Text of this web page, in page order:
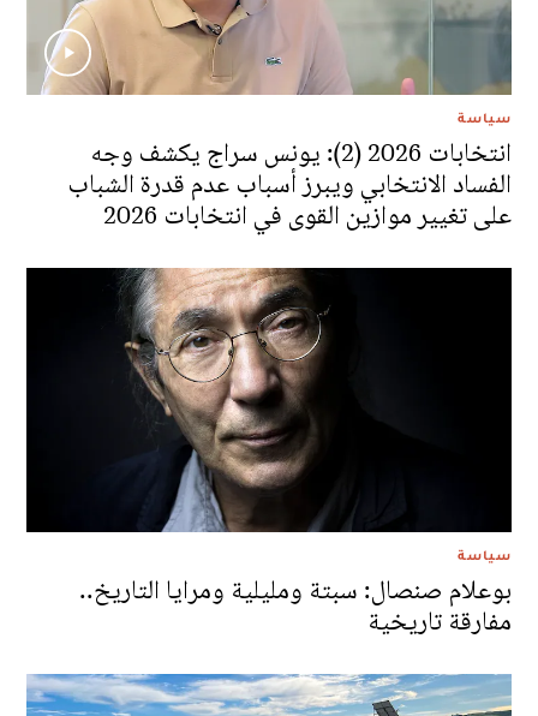
سياسة
انتخابات 2026 (2): يونس سراج يكشف وجه
الفساد الانتخابي ويبرز أسباب عدم قدرة الشباب
على تغيير موازين القوى في انتخابات 2026
سياسة
بوعلام صنصال: سبتة ومليلية ومرايا التاريخ..
مفارقة تاريخية